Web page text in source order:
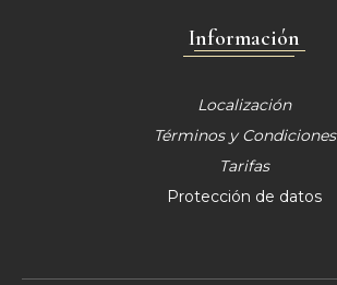
Información
Localización
Términos y Condiciones
Tarifas
Protección de datos